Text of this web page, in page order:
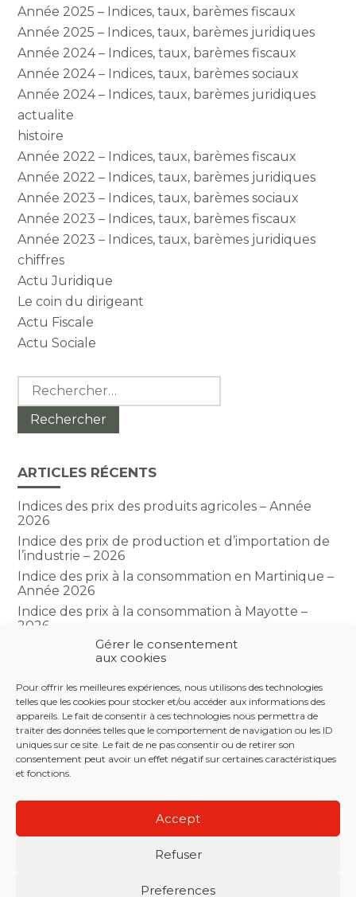
Gérer le consentement
aux cookies
Pour offrir les meilleures expériences, nous utilisons des technologies
telles que les cookies pour stocker et/ou accéder aux informations des
appareils. Le fait de consentir à ces technologies nous permettra de
traiter des données telles que le comportement de navigation ou les ID
uniques sur ce site. Le fait de ne pas consentir ou de retirer son
consentement peut avoir un effet négatif sur certaines caractéristiques
et fonctions.
Accept
Refuser
Preferences
Année 2025 – Indices, taux, barèmes fiscaux
Année 2025 – Indices, taux, barèmes juridiques
Année 2024 – Indices, taux, barèmes fiscaux
Année 2024 – Indices, taux, barèmes sociaux
Année 2024 – Indices, taux, barèmes juridiques
actualite
histoire
Année 2022 – Indices, taux, barèmes fiscaux
Année 2022 – Indices, taux, barèmes juridiques
Année 2023 – Indices, taux, barèmes sociaux
Année 2023 – Indices, taux, barèmes fiscaux
Année 2023 – Indices, taux, barèmes juridiques
chiffres
Actu Juridique
Le coin du dirigeant
Actu Fiscale
Actu Sociale
Rechercher :
ARTICLES RÉCENTS
Indices des prix des produits agricoles – Année
2026
Indice des prix de production et d’importation de
l’industrie – 2026
Indice des prix à la consommation en Martinique –
Année 2026
Indice des prix à la consommation à Mayotte –
2026
Indice du climat des affaires dans le BTP – Année
COMMENTAIRES RÉCENTS
Footer
LE CABINET NOS SERVICES
NOS OUTILS
RECRUTEMENT